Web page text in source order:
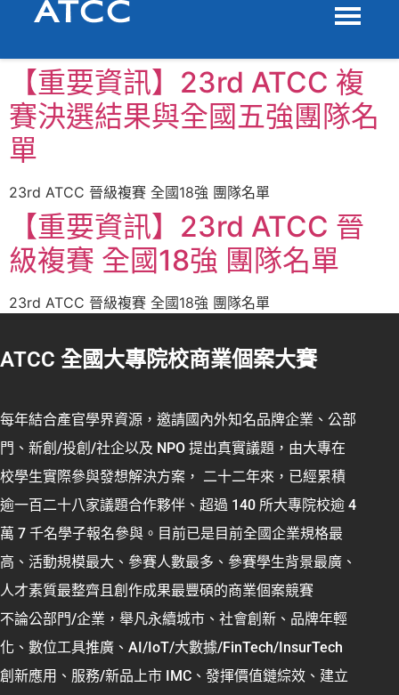
【重要資訊】23rd ATCC 複
賽決選結果與全國五強團隊名
單
23rd ATCC 晉級複賽 全國18強 團隊名單
【重要資訊】23rd ATCC 晉
級複賽 全國18強 團隊名單
23rd ATCC 晉級複賽 全國18強 團隊名單
ATCC 全國大專院校商業個案大賽
每年結合產官學界資源，邀請國內外知名品牌企業、公部
門、新創/投創/社企以及 NPO 提出真實議題，由大專在
校學生實際參與發想解決方案， 二十二年來，已經累積
逾一百二十八家議題合作夥伴、超過 140 所大專院校逾 4
萬 7 千名學子報名參與。目前已是目前全國企業規格最
高、活動規模最大、參賽人數最多、參賽學生背景最廣、
人才素質最整齊且創作成果最豐碩的商業個案競賽
不論公部門/企業，舉凡永續城市、社會創新、品牌年輕
化、數位工具推廣、AI/IoT/大數據/FinTech/InsurTech
創新應用、服務/新品上市 IMC、發揮價值鏈綜效、建立